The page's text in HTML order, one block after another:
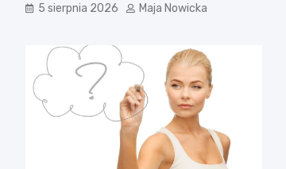
5 sierpnia 2026 Maja Nowicka